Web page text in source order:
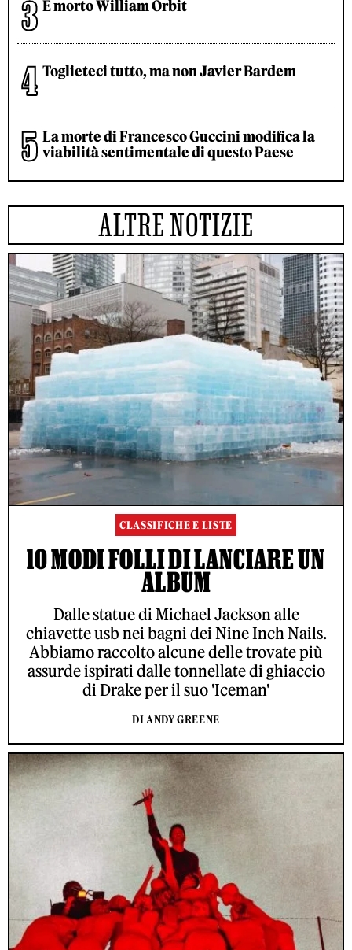
È morto William Orbit
Toglieteci tutto, ma non Javier Bardem
La morte di Francesco Guccini modifica la
viabilità sentimentale di questo Paese
ALTRE NOTIZIE
CLASSIFICHE E LISTE
10 MODI FOLLI DI LANCIARE UN
ALBUM
Dalle statue di Michael Jackson alle
chiavette usb nei bagni dei Nine Inch Nails.
Abbiamo raccolto alcune delle trovate più
assurde ispirati dalle tonnellate di ghiaccio
di Drake per il suo 'Iceman'
DI ANDY GREENE